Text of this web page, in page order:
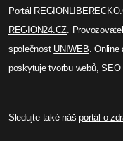
Portál
REGION24.CZ .
společnost UNIWEB .
poskytuje tvorbu webů,
Sledujte také nášportál o